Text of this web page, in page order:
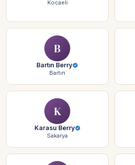
Kocaeli
B
Bartın Berry
Bartın
K
Karasu Berry
Sakarya